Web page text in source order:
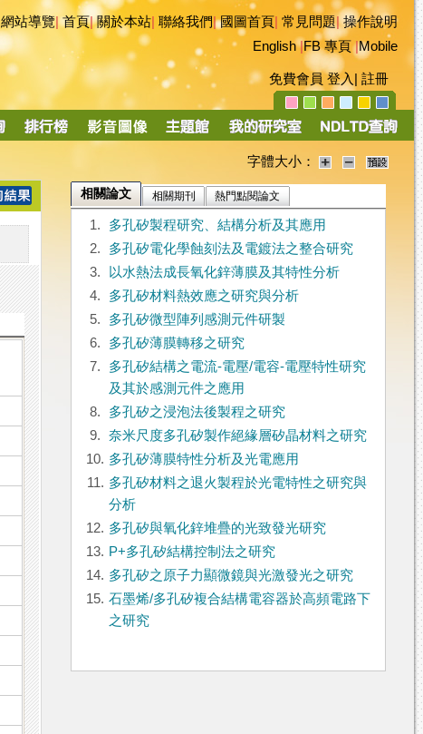
網站導覽|首頁|關於本站 聯絡我們|國圖首頁 常見問題|操作說明
English|FB 專頁|Mobile
免費會員 登入 註冊
字體大小：
相關論文 相關期刊 熱門點閱論文
1.
多孔矽製程研究、結構分析及其應用
2.
多孔矽電化學蝕刻法及電鍍法之整合研究
3.
以水熱法成長氧化鋅薄膜及其特性分析
4.
多孔矽材料熱效應之研究與分析
5.
多孔矽微型陣列感測元件研製
6.
多孔矽薄膜轉移之研究
7.
多孔矽結構之電流-電壓/電容-電壓特性研究
及其於感測元件之應用
8.
多孔矽之浸泡法後製程之研究
9.
奈米尺度多孔矽製作絕緣層矽晶材料之研究
10. 多孔矽薄膜特性分析及光電應用
11. 多孔矽材料之退火製程於光電特性之研究與
分析
12. 多孔矽與氧化鋅堆疊的光致發光研究
13. P+多孔矽結構控制法之研究
14. 多孔矽之原子力顯微鏡與光激發光之研究
15. 石墨烯/多孔矽複合結構電容器於高頻電路下
之研究